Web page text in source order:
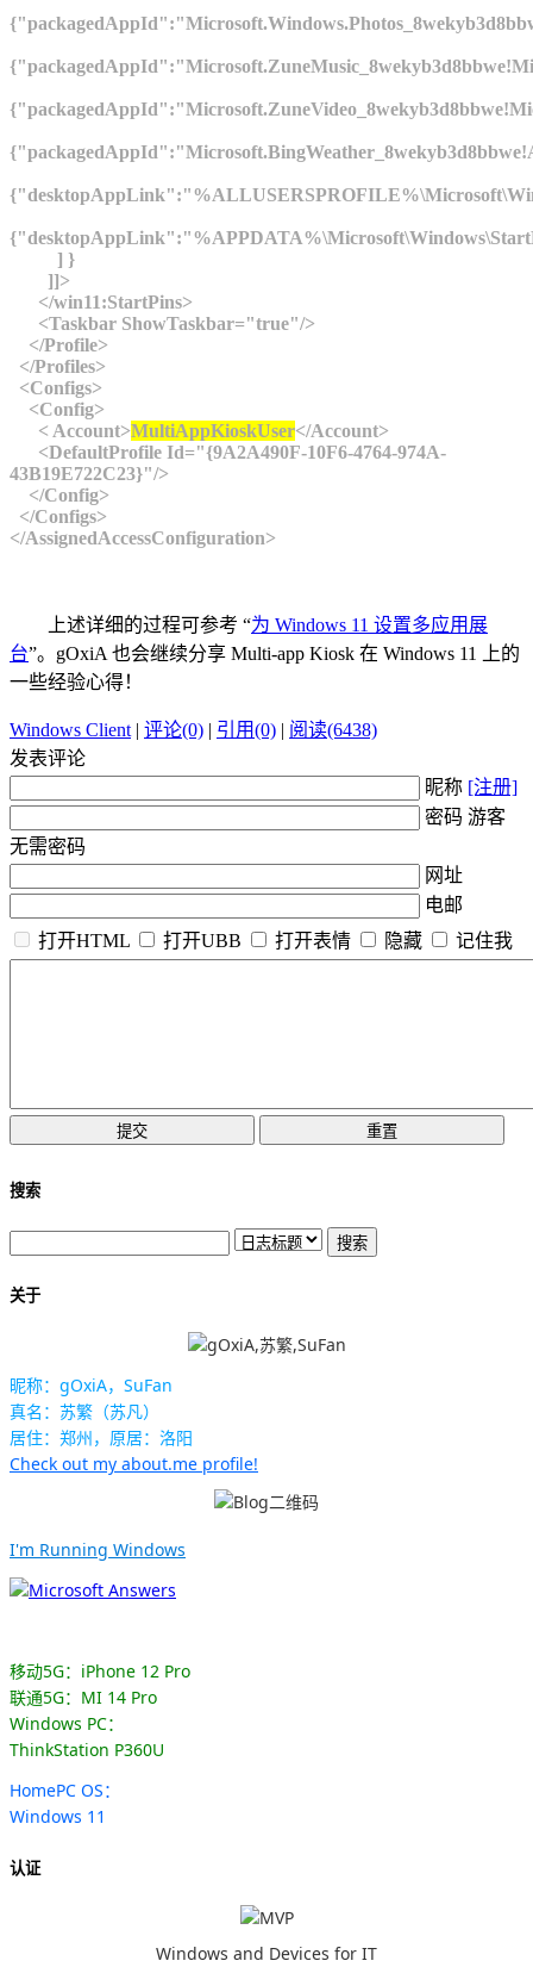
] }
]]>
</win11:StartPins>
<Taskbar ShowTaskbar="true"/>
</Profile>
</Profiles>
<Configs>
<Config>
< Account>MultiAppKioskUser</Account>
<DefaultProfile Id="{9A2A490F-10F6-4764-974A-
43B19E722C23}"/>
</Config>
</Configs>
</AssignedAccessConfiguration>
上述详细的过程可参考 “为 Windows 11 设置多应用展
台”。gOxiA 也会继续分享 Multi-app Kiosk 在 Windows 11 上的
一些经验心得！
Windows Client| 评论(0) | 引用(0) | 阅读(6438)
发表评论
昵称 [注册]
密码 游客
无需密码
网址
电邮
打开HTML
打开UBB 打开表情 隐藏 记住我
搜索
关于
昵称：gOxiA，SuFan
真名：苏繁（苏凡）
居住：郑州，原居：洛阳
Check out my about.me profile!
I'm Running Windows
移动5G：iPhone 12 Pro
联通5G：MI 14 Pro
Windows PC：
ThinkStation P360U
HomePC OS：
Windows 11
认证
Windows and Devices for IT